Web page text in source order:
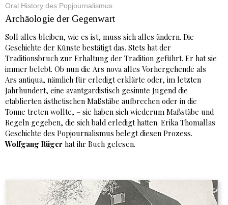
Oral History des Popjournalismus
Archäologie der Gegenwart
Soll alles bleiben, wie es ist, muss sich alles ändern. Die
Geschichte der Künste bestätigt das. Stets hat der
Traditionsbruch zur Erhaltung der Tradition geführt. Er hat sie
immer belebt. Ob nun die Ars nova alles Vorhergehende als
Ars antiqua, nämlich für erledigt erklärte oder, im letzten
Jahrhundert, eine avantgardistisch gesinnte Jugend die
etablierten ästhetischen Maßstäbe aufbrechen oder in die
Tonne treten wollte, – sie haben sich wiederum Maßstäbe und
Regeln gegeben, die sich bald erledigt hatten. Erika Thomallas
Geschichte des Popjournalismus belegt diesen Prozess.
Wolfgang Rüger hat ihr Buch gelesen.